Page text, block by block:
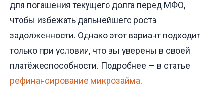
для погашения текущего долга перед МФО,
чтобы избежать дальнейшего роста
задолженности. Однако этот вариант подходит
только при условии, что вы уверены в своей
платёжеспособности. Подробнее — в статье
рефинансирование микрозайма.